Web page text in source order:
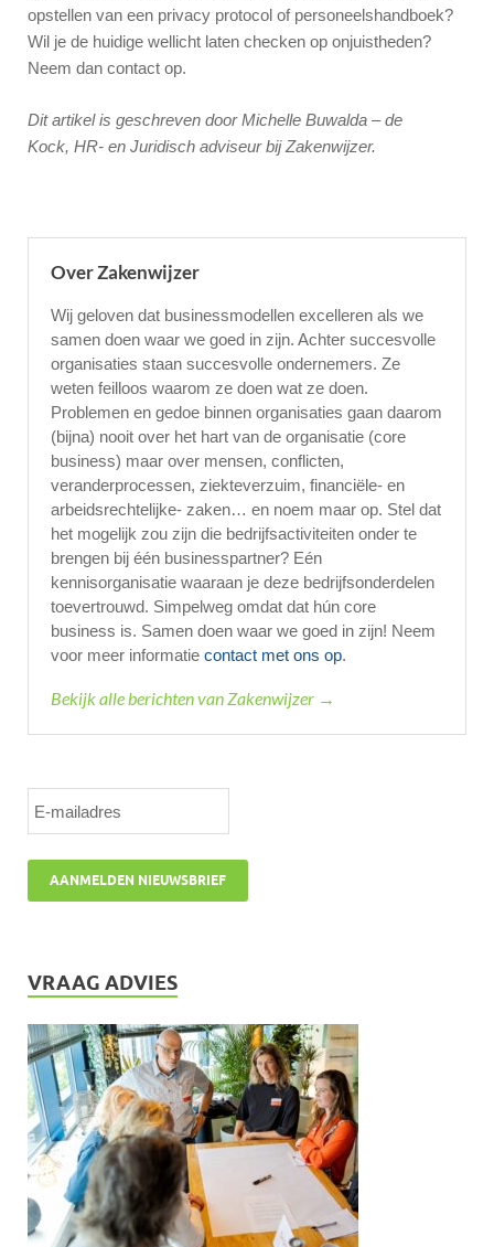
opstellen van een privacy protocol of personeelshandboek?
Wil je de huidige wellicht laten checken op onjuistheden?
Neem dan contact op.
Dit artikel is geschreven door Michelle Buwalda – de
Kock, HR- en Juridisch adviseur bij Zakenwijzer.
Over Zakenwijzer
Wij geloven dat businessmodellen excelleren als we
samen doen waar we goed in zijn. Achter succesvolle
organisaties staan succesvolle ondernemers. Ze
weten feilloos waarom ze doen wat ze doen.
Problemen en gedoe binnen organisaties gaan daarom
(bijna) nooit over het hart van de organisatie (core
business) maar over mensen, conflicten,
veranderprocessen, ziekteverzuim, financiële- en
arbeidsrechtelijke- zaken… en noem maar op. Stel dat
het mogelijk zou zijn die bedrijfsactiviteiten onder te
brengen bij één businesspartner? Eén
kennisorganisatie waaraan je deze bedrijfsonderdelen
toevertrouwd. Simpelweg omdat dat hún core
business is. Samen doen waar we goed in zijn! Neem
voor meer informatie contact met ons op.
Bekijk alle berichten van Zakenwijzer →
VRAAG ADVIES